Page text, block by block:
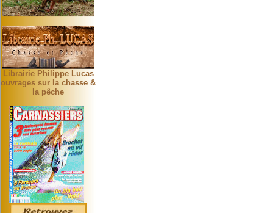
Librairie Philippe Lucas
ouvrages sur la chasse &
la pêche